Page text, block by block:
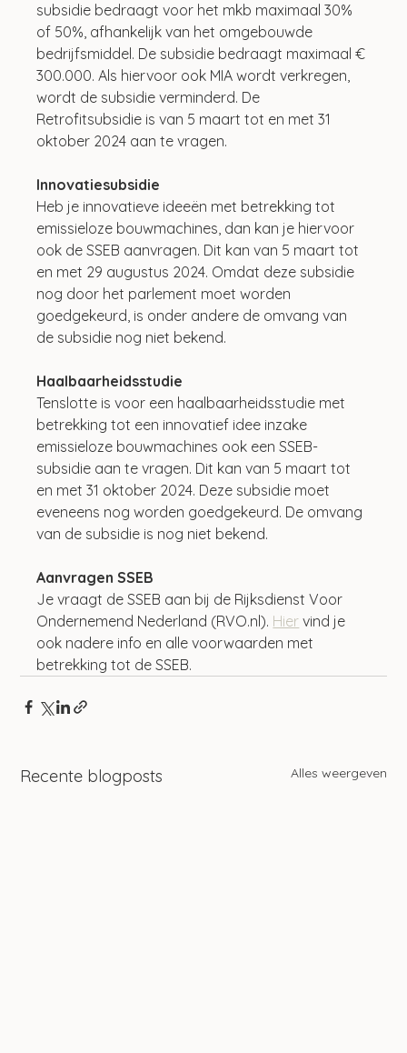
subsidie bedraagt voor het mkb maximaal 30%
of 50%, afhankelijk van het omgebouwde
bedrijfsmiddel. De subsidie bedraagt maximaal €
300.000. Als hiervoor ook MIA wordt verkregen,
wordt de subsidie verminderd. De
Retrofitsubsidie is van 5 maart tot en met 31
oktober 2024 aan te vragen.
Innovatiesubsidie
Heb je innovatieve ideeën met betrekking tot
emissieloze bouwmachines, dan kan je hiervoor
ook de SSEB aanvragen. Dit kan van 5 maart tot
en met 29 augustus 2024. Omdat deze subsidie
nog door het parlement moet worden
goedgekeurd, is onder andere de omvang van
de subsidie nog niet bekend.
Haalbaarheidsstudie
Tenslotte is voor een haalbaarheidsstudie met
betrekking tot een innovatief idee inzake
emissieloze bouwmachines ook een SSEB-
subsidie aan te vragen. Dit kan van 5 maart tot
en met 31 oktober 2024. Deze subsidie moet
eveneens nog worden goedgekeurd. De omvang
van de subsidie is nog niet bekend.
Aanvragen SSEB
Je vraagt de SSEB aan bij de Rijksdienst Voor
Ondernemend Nederland (RVO.nl). Hier vind je
ook nadere info en alle voorwaarden met
betrekking tot de SSEB.
Recente blogposts Alles weergeven